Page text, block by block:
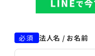
必須 法人名 / お名前